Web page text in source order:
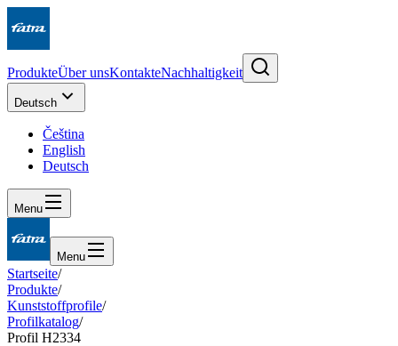
ProdukteÜber unsKontakteNachhaltigkeit
Deutsch
Čeština
English
Deutsch
Menu
Menu
Startseite/
Produkte/
Kunststoffprofile/
Profilkatalog/
Profil H2334